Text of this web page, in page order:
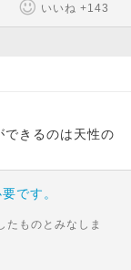
いいね +143
できるのは天性の
です。
たものとみなしま